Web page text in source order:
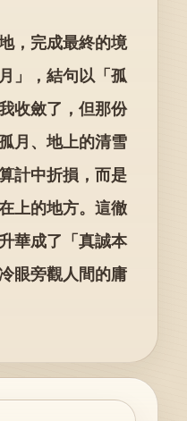
，完成最終的境
」，結句以「孤
收斂了，但那份
月、地上的清雪
計中折損，而是
上的地方。這徹
華成了「真誠本
眼旁觀人間的庸